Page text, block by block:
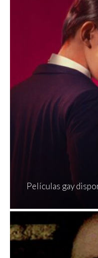
Películas gay